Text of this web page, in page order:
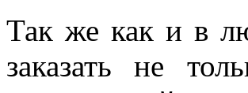
Так же как и в
заказать не